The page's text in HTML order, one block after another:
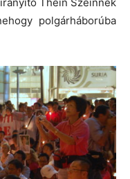
polgárháborúba